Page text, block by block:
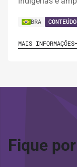
BRA
MAIS INFORMAÇÕES
Fique